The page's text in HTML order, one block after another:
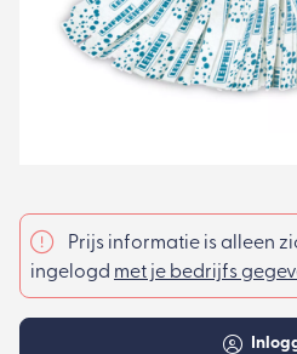
Prijs informatie is alleen
ingelogd met je bedrijfs